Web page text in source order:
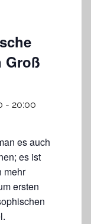
Groß
- 20:00
es auch
es ist
mehr
ersten